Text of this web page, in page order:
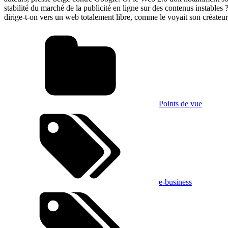
stabilité du marché de la publicité en ligne sur des contenus
dirige-t-on vers un web totalement libre, comme le voyait son
Points de vue
e-business